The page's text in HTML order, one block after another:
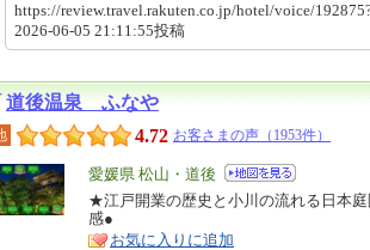
https://review.travel.rakuten.co.jp/hotel/voice/
2026-06-05 21:11:55投稿
道後温泉 ふなや
4.72 お客さまの声（1953件）
エ
リ
ア
愛媛県 松山・道後
特
徴
★江戸開業の歴史と小川の流れる日本
感●
お気に入りに追加